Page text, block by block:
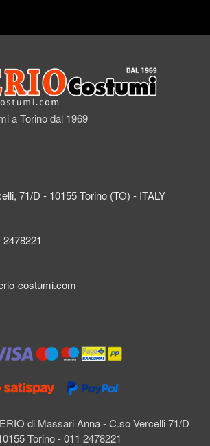
a Torino dal 1969
di Massari Anna - C.so Vercelli 71/D
Torino - 011 2478221
71/D - 10155 Torino (TO) - ITALY
costumi.com